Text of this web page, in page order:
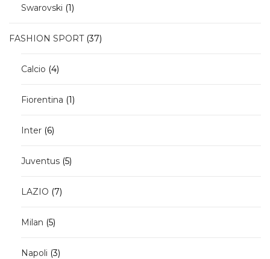
Swarovski 11
FASHION SPORT 3737
Calcio 44
Fiorentina 11
Inter 66
Juventus 55
LAZIO 77
Milan 55
Napoli 33